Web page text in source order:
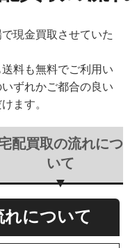
現金買取させていた
料も無料でご利用い
ずれかご都合の良い
ます。
配買取の流れにつ
いて
れについて